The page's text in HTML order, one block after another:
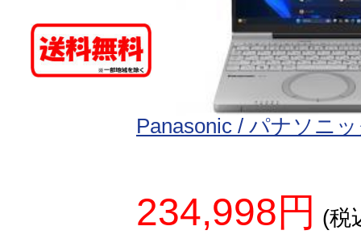
Panasonic / パナソニ
234,998円 (税